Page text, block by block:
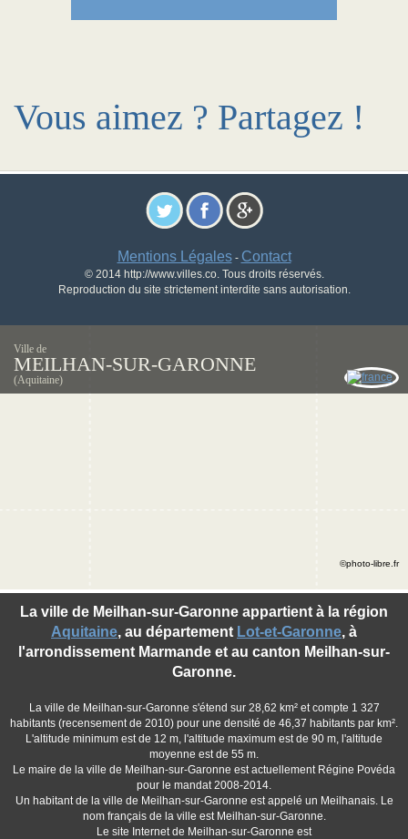
Vous aimez ? Partagez !
Mentions Légales- Contact
© 2014 http://www.villes.co. Tous droits réservés.
Reproduction du site strictement interdite sans autorisation.
Ville de
MEILHAN-SUR-GARONNE
(Aquitaine)
La ville de Meilhan-sur-Garonne appartient à la région
Aquitaine, au département Lot-et-Garonne, à
l'arrondissement Marmande et au canton Meilhan-sur-
Garonne.
La ville de Meilhan-sur-Garonne s'étend sur 28,62 km² et compte 1 327
habitants (recensement de 2010) pour une densité de 46,37 habitants par km².
L'altitude minimum est de 12 m, l'altitude maximum est de 90 m, l'altitude
moyenne est de 55 m.
Le maire de la ville de Meilhan-sur-Garonne est actuellement Régine Povéda
pour le mandat 2008-2014.
Un habitant de la ville de Meilhan-sur-Garonne est appelé un Meilhanais. Le
nom français de la ville est Meilhan-sur-Garonne.
Le site Internet de Meilhan-sur-Garonne est
©photo-libre.fr